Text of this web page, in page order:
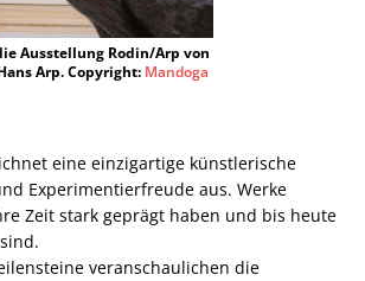
Ausstellung Rodin/Arp von
Arp. Copyright: Mandoga
eine einzigartige künstlerische
Experimentierfreude aus. Werke
Zeit stark geprägt haben und bis heute
veranschaulichen die